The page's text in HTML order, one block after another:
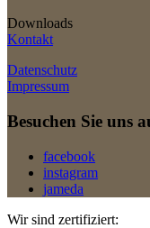
Downloads
Kontakt
Datenschutz
Impressum
Besuchen Sie uns
facebook
instagram
jameda
Wir sind zertifiziert: